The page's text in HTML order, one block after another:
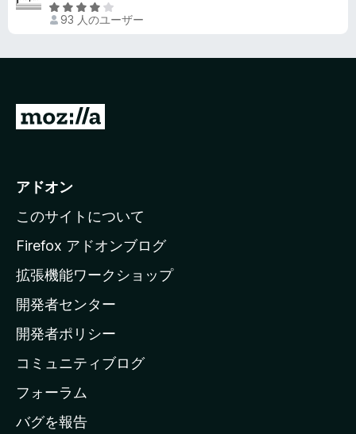
価
5
段
中
の
93 人のユーザー
M
i
l
a
ホ
ー
ム
ー
ジ
へ
アドオン
このサイトについて
Firefox アドオンブログ
拡張機能ワークショップ
開発者センター
開発者ポリシー
コミュニティブログ
フォーラム
バグを報告